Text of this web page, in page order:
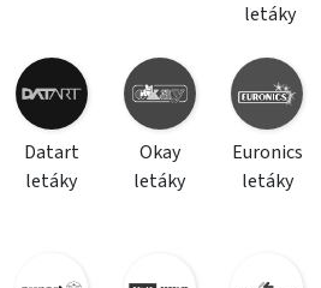
letáky
Datart
letáky
Okay
letáky
Euronics
letáky